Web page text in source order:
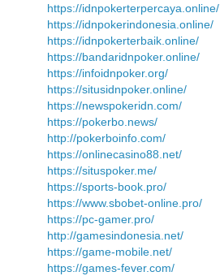
https://idnpokerterpercaya.online/
https://idnpokerindonesia.online/
https://idnpokerterbaik.online/
https://bandaridnpoker.online/
https://infoidnpoker.org/
https://situsidnpoker.online/
https://newspokeridn.com/
https://pokerbo.news/
http://pokerboinfo.com/
https://onlinecasino88.net/
https://situspoker.me/
https://sports-book.pro/
https://www.sbobet-online.pro/
https://pc-gamer.pro/
http://gamesindonesia.net/
https://game-mobile.net/
https://games-fever.com/